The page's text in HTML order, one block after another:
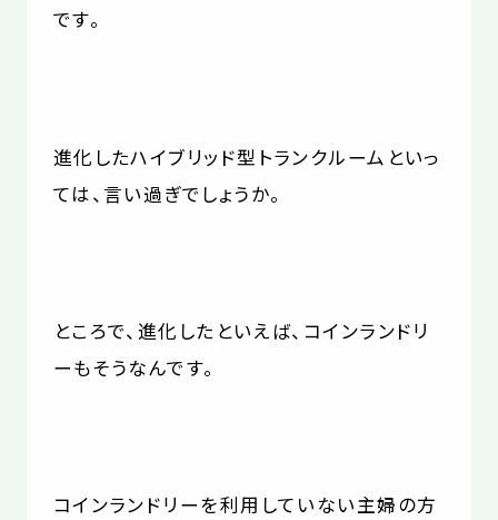
です。
進化したハイブリッド型トランクルームといっ
ては、言い過ぎでしょうか。
ところで、進化したといえば、コインランドリ
ーもそうなんです。
コインランドリーを利用していない主婦の方